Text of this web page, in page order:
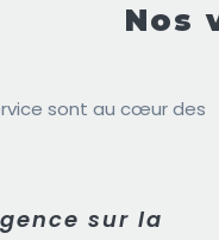
Nos
sont au cœur des
sur la